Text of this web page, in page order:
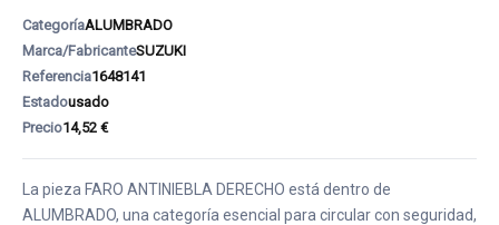
CategoríaALUMBRADO
Marca/FabricanteSUZUKI
Referencia1648141
Estadousado
Precio14,52 €
La pieza FARO ANTINIEBLA DERECHO está dentro de
ALUMBRADO, una categoría esencial para circular con seguridad,